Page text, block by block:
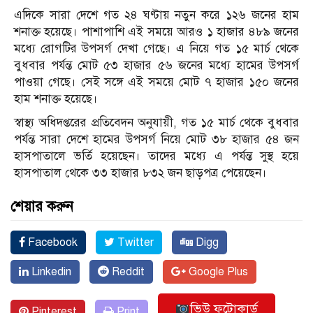
এদিকে সারা দেশে গত ২৪ ঘণ্টায় নতুন করে ১২৬ জনের হাম
শনাক্ত হয়েছে। পাশাপাশি এই সময়ে আরও ১ হাজার ৪৮৯ জনের
মধ্যে রোগটির উপসর্গ দেখা গেছে। এ নিয়ে গত ১৫ মার্চ থেকে
বুধবার পর্যন্ত মোট ৫৩ হাজার ৫৬ জনের মধ্যে হামের উপসর্গ
পাওয়া গেছে। সেই সঙ্গে এই সময়ে মোট ৭ হাজার ১৫০ জনের
হাম শনাক্ত হয়েছে।
স্বাস্থ্য অধিদপ্তরের প্রতিবেদন অনুযায়ী, গত ১৫ মার্চ থেকে বুধবার
পর্যন্ত সারা দেশে হামের উপসর্গ নিয়ে মোট ৩৮ হাজার ৫৪ জন
হাসপাতালে ভর্তি হয়েছেন। তাদের মধ্যে এ পর্যন্ত সুস্থ হয়ে
হাসপাতাল থেকে ৩৩ হাজার ৮৩২ জন ছাড়পত্র পেয়েছেন।
শেয়ার করুন
Facebook Twitter Digg
Linkedin Reddit Google Plus
ভিউ ফটোকার্ড